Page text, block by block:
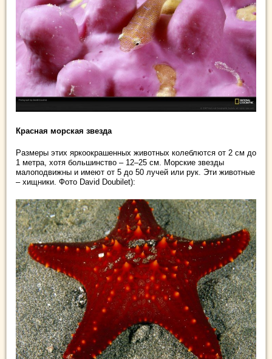
Красная морская звезда
Размеры этих яркоокрашенных животных колеблются от 2 см до
1 метра, хотя большинство – 12–25 см. Морские звезды
малоподвижны и имеют от 5 до 50 лучей или рук. Эти животные
– хищники. Фото David Doubilet):